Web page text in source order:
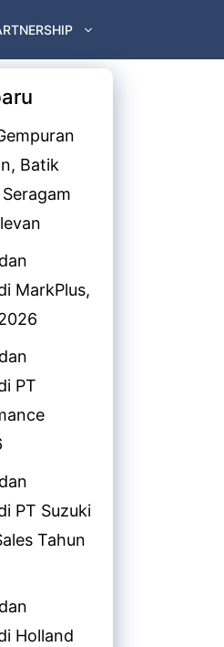
Batik
MarkPlus,
PT
PT Suzuki
Tahun
Holland